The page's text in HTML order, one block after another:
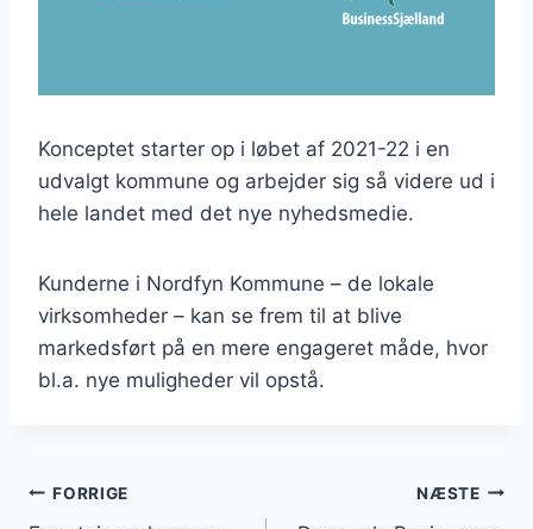
Konceptet starter op i løbet af 2021-22 i en
udvalgt kommune og arbejder sig så videre ud i
hele landet med det nye nyhedsmedie.
Kunderne i Nordfyn Kommune – de lokale
virksomheder – kan se frem til at blive
markedsført på en mere engageret måde, hvor
bl.a. nye muligheder vil opstå.
Indlægsnavigation
FORRIGE NÆSTE